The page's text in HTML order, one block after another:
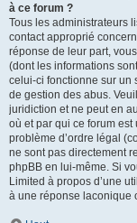
à ce forum ?
Tous les administrateurs
contact approprié
réponse de leur part,
(dont les informations
celui-ci fonctionne sur un
de gestion des abus.
juridiction et ne peut en
où et par qui ce forum
problème d’ordre légal
ne sont pas directement
phpBB en lui-même. Si
Limited à propos d’une
à une réponse laconique